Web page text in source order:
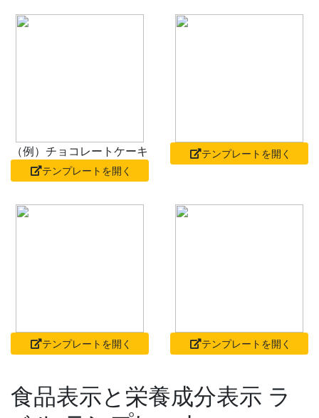
（例）チョコレートケーキ
テンプレートを開く
テンプレートを開く
テンプレートを開く テンプレートを開く
食品表示と栄養成分表示 ラ